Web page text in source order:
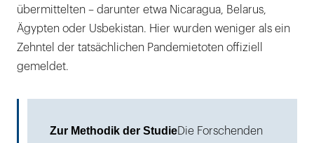
übermittelten – darunter etwa Nicaragua, Belarus,
Ägypten oder Usbekistan. Hier wurden weniger als ein
Zehntel der tatsächlichen Pandemietoten offiziell
gemeldet.
Zur Methodik der Studie Die Forschenden